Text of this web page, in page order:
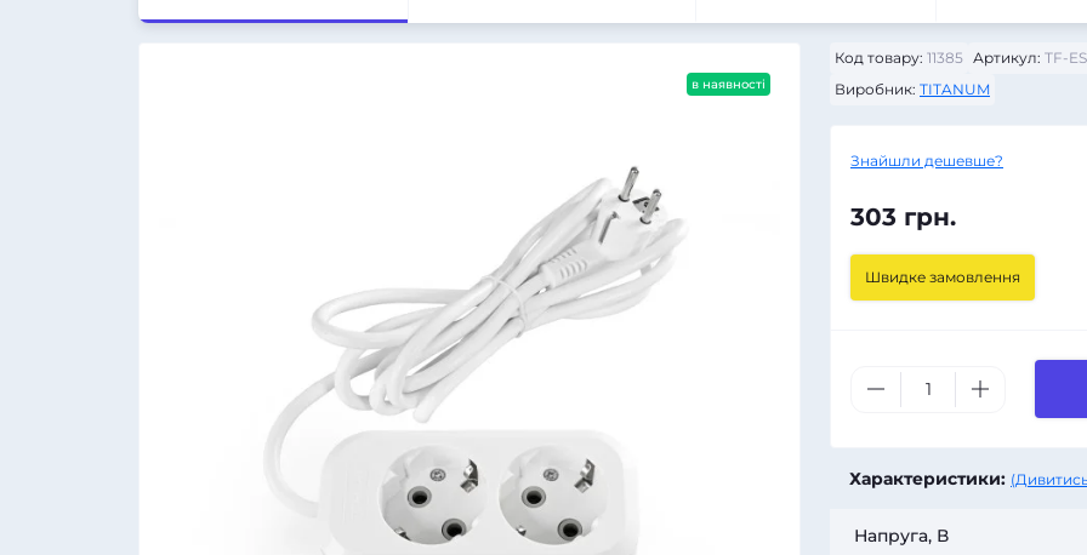
в наявності
Код товару: 11385 Артикул: TF-
Виробник: TITANUM
Знайшли дешевше?
303 грн.
Швидке замовлення
Характеристики:
Напруга, В